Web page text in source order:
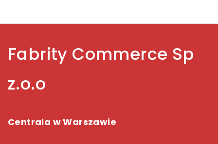
Fabrity Commerce Sp
z.o.o
Centrala w Warszawie